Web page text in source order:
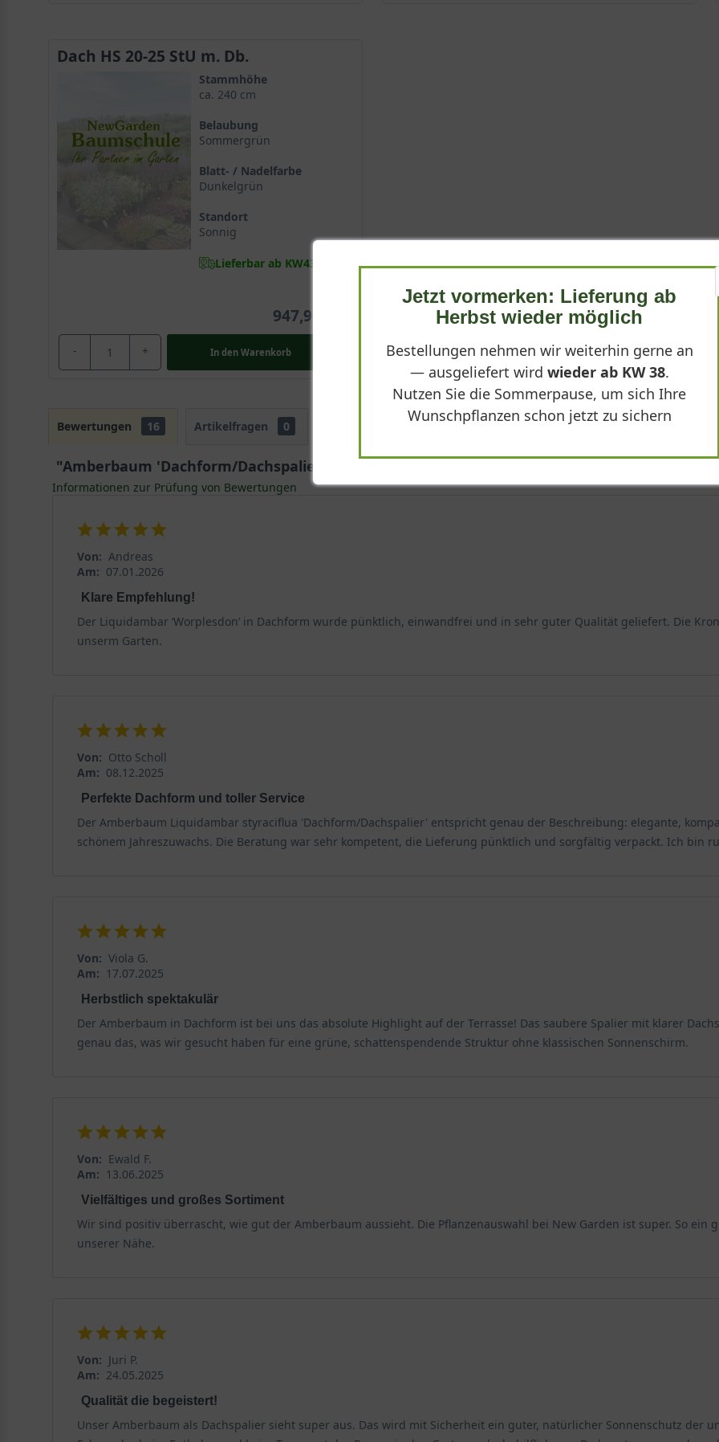
Dach HS 20-25 StU m. Db.
Stammhöhe
ca. 240 cm
Belaubung
Sommergrün
Blatt- / Nadelfarbe
Dunkelgrün
Standort
Sonnig
Lieferbar ab KW43
947,90 €
- + In den Warenkorb
Bewertungen 16 Artikelfragen 0
"Amberbaum 'Dachform/Dachspalier' / Liquidambar styraciflua 'Dachform/Dachspalier'"
Informationen zur Prüfung von Bewertungen
Von: Andreas
Am: 07.01.2026
Klare Empfehlung!
Der Liquidambar ‘Worplesdon’ in Dachform wurde pünktlich, einwandfrei und in sehr guter Qualität geliefert. Die
unserm Garten.
Von: Otto Scholl
Am: 08.12.2025
Perfekte Dachform und toller Service
Der Amberbaum Liquidambar styraciflua 'Dachform/Dachspalier' entspricht genau der Beschreibung: elegante,
schönem Jahreszuwachs. Die Beratung war sehr kompetent, die Lieferung pünktlich und sorgfältig verpackt. Ich bin
Von: Viola G.
Am: 17.07.2025
Herbstlich spektakulär
Der Amberbaum in Dachform ist bei uns das absolute Highlight auf der Terrasse! Das saubere Spalier mit klarer
genau das, was wir gesucht haben für eine grüne, schattenspendende Struktur ohne klassischen Sonnenschirm.
Von: Ewald F.
Am: 13.06.2025
Vielfältiges und großes Sortiment
Wir sind positiv überrascht, wie gut der Amberbaum aussieht. Die Pflanzenauswahl bei New Garden ist super. So ein
unserer Nähe.
Von: Juri P.
Am: 24.05.2025
Qualität die begeistert!
Unser Amberbaum als Dachspalier sieht super aus. Das wird mit Sicherheit ein guter, natürlicher Sonnenschutz der
Jetzt vormerken: Lieferung ab
Herbst wieder möglich
Bestellungen nehmen wir weiterhin gerne an
— ausgeliefert wird wieder ab KW 38.
Nutzen Sie die Sommerpause, um sich Ihre
Wunschpflanzen schon jetzt zu sichern